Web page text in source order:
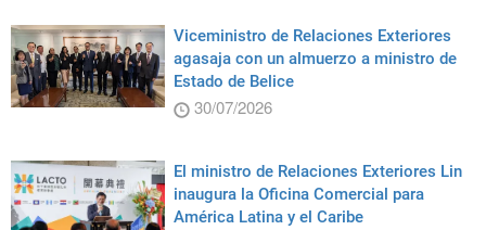
Viceministro de Relaciones Exteriores
agasaja con un almuerzo a ministro de
Estado de Belice
30/07/2026
El ministro de Relaciones Exteriores Lin
inaugura la Oficina Comercial para
América Latina y el Caribe